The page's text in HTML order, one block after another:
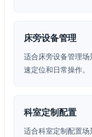
床旁设备管理
适合床旁设备管理
速定位和日常操作。
科室定制配置
适合科室定制配置